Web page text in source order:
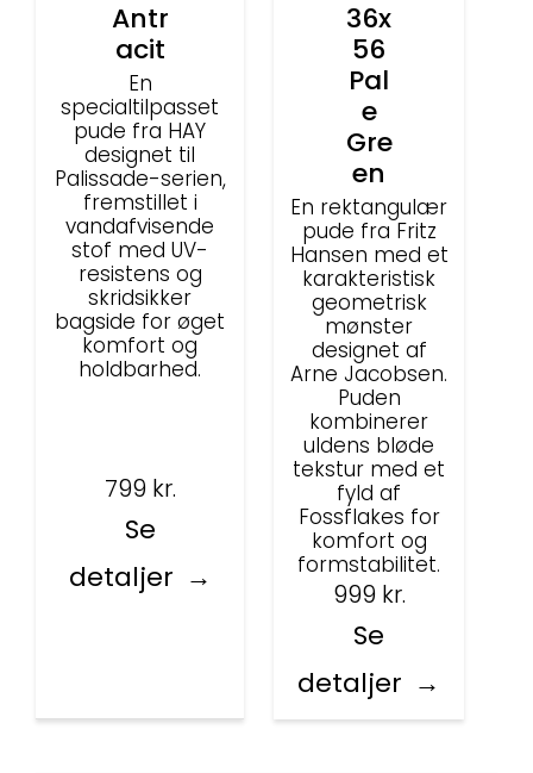
Antr
acit
En
specialtilpasset
pude fra HAY
designet til
Palissade-serien,
fremstillet i
vandafvisende
stof med UV-
resistens og
skridsikker
bagside for øget
komfort og
holdbarhed.
799 kr.
Se
detaljer
36x
56
Pal
e
Gre
en
En rektangulær
pude fra Fritz
Hansen med et
karakteristisk
geometrisk
mønster
designet af
Arne Jacobsen.
Puden
kombinerer
uldens bløde
tekstur med et
fyld af
Fossflakes for
komfort og
formstabilitet.
999 kr.
Se
detaljer